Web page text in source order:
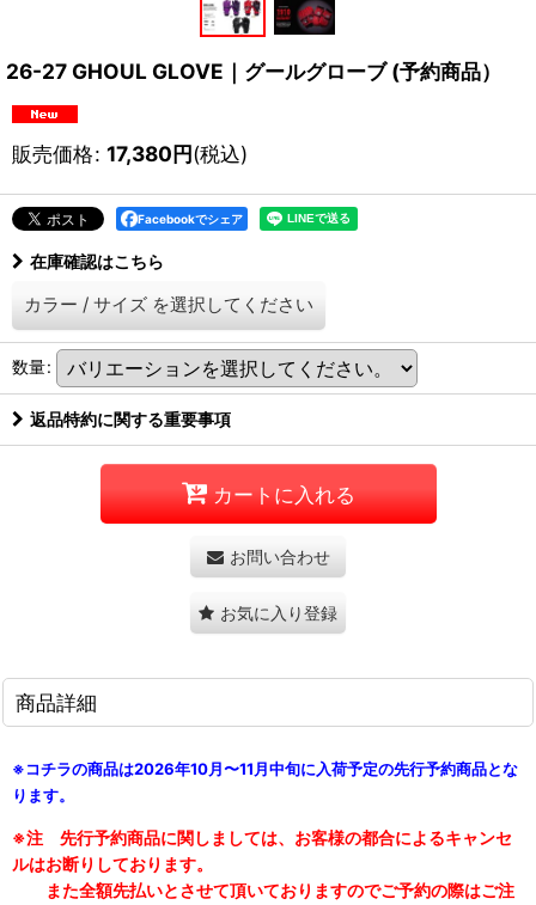
26-27 GHOUL GLOVE｜グールグローブ (予約商品）
販売価格: 17,380円(税込)
Facebookでシェア
在庫確認はこちら
カラー / サイズ を選択してください
数量:
返品特約に関する重要事項
カートに入れる
お問い合わせ
お気に入り登録
商品詳細
※コチラの商品は2026年10月〜11月中旬に入荷予定の先行予約商品とな
ります。
※注 先行予約商品に関しましては、お客様の都合によるキャンセ
ルはお断りしております。
また全額先払いとさせて頂いておりますのでご予約の際はご注